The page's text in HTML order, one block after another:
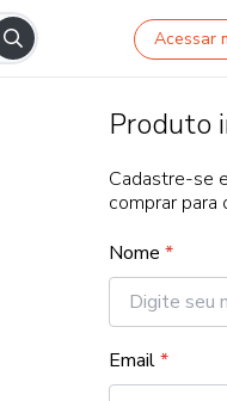
Acessar
Produto
Cadastre-se
comprar para
Nome *
Email*